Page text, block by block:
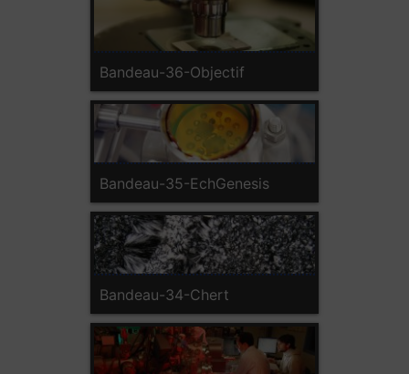
Bandeau-36-Objectif
Bandeau-35-EchGenesis
Bandeau-34-Chert